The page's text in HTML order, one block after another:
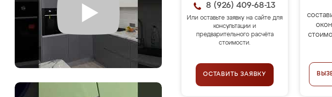
8 (926) 409-68-13
Или оставьте заявку на сайте для
консультации и
предварительного расчёта
стоимости.
ОСТАВИТЬ ЗАЯВКУ